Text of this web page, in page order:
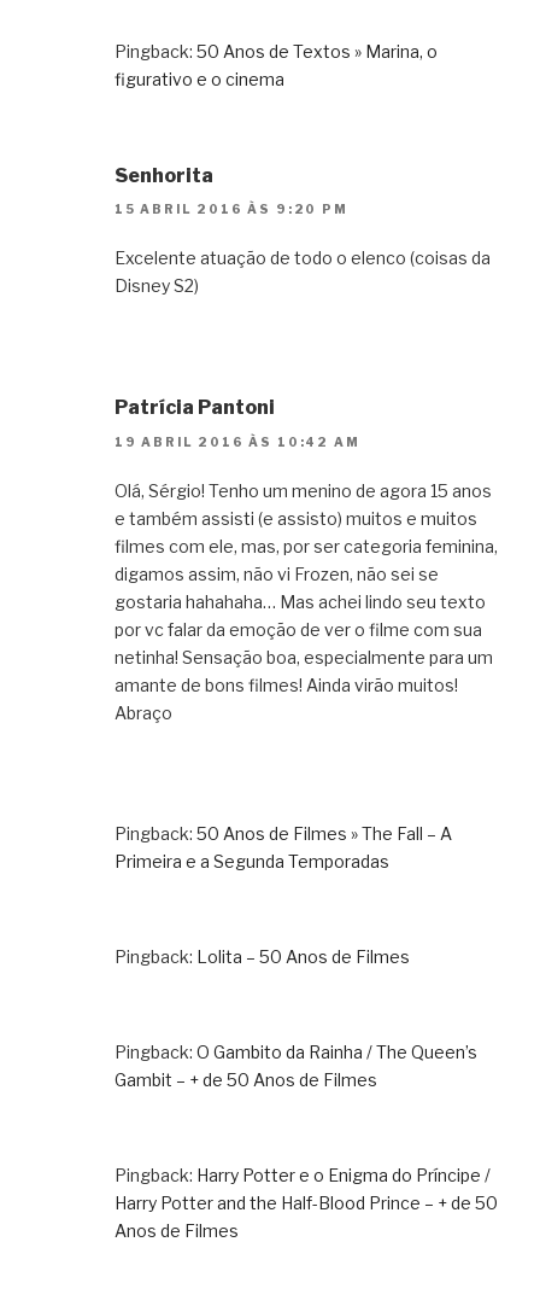
Pingback: 50 Anos de Textos » Marina, o
figurativo e o cinema
Senhorita
15 ABRIL 2016 ÀS 9:20 PM
Excelente atuação de todo o elenco (coisas da
Disney S2)
Patrícia Pantoni
19 ABRIL 2016 ÀS 10:42 AM
Olá, Sérgio! Tenho um menino de agora 15 anos
e também assisti (e assisto) muitos e muitos
filmes com ele, mas, por ser categoria feminina,
digamos assim, não vi Frozen, não sei se
gostaria hahahaha… Mas achei lindo seu texto
por vc falar da emoção de ver o filme com sua
netinha! Sensação boa, especialmente para um
amante de bons filmes! Ainda virão muitos!
Abraço
Pingback: 50 Anos de Filmes » The Fall – A
Primeira e a Segunda Temporadas
Pingback: Lolita – 50 Anos de Filmes
Pingback: O Gambito da Rainha / The Queen’s
Gambit – + de 50 Anos de Filmes
Pingback: Harry Potter e o Enigma do Príncipe /
Harry Potter and the Half-Blood Prince – + de 50
Anos de Filmes